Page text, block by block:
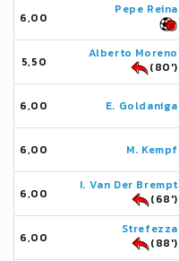
6,00
Pepe Reina
5,50
Alberto Moreno
(80')
6,00 E. Goldaniga
6,00 M. Kempf
6,00
I. Van Der Brempt
(68')
6,00
Strefezza
(88')